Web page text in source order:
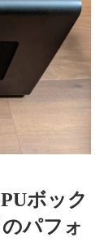
ボック
パフォ